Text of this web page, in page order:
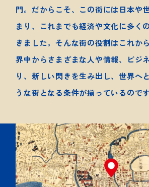
門。だからこそ、この街には日本や
まり、これまでも経済や文化に多く
きました。そんな街の役割はこれか
界中からさまざまな人や情報、ビジ
り、新しい閃きを生み出し、世界へ
うな街となる条件が揃っているのです